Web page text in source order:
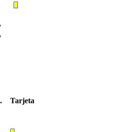
Tarjeta